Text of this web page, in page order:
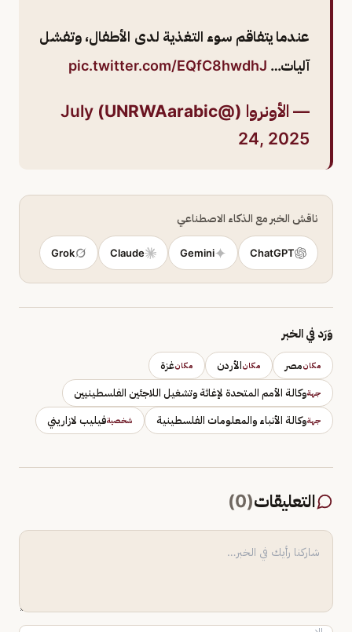
عندما يتفاقم سوء التغذية لدى الأطفال، وتفشل
آليات… pic.twitter.com/EQfC8hwdhJ
— الأونروا (@UNRWAarabic)
July
24, 2025
ناقش الخبر مع الذكاء الاصطناعي
ChatGPT
Gemini
Claude
Grok
وَرَد في الخبر
مكانمصر مكانالأردن مكانغزة
جهةوكالة الأمم المتحدة لإغاثة وتشغيل اللاجئين الفلسطينيين
جهةوكالة الأنباء والمعلومات الفلسطينية شخصيةفيليب لازاريني
التعليقات(
0
)